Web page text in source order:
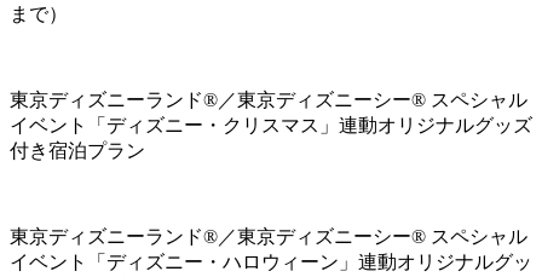
まで）
東京ディズニーランド®／東京ディズニーシー® スペシャル
イベント「ディズニー・クリスマス」連動オリジナルグッズ
付き宿泊プラン
東京ディズニーランド®／東京ディズニーシー® スペシャル
イベント「ディズニー・ハロウィーン」連動オリジナルグッ